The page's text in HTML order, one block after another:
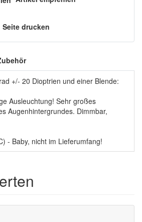
Seite drucken
+/- 20 Dioptrien und einer Blende:
Ausleuchtung! Sehr großes
Augenhintergrundes. Dimmbar,
- Baby, nicht im Lieferumfang!